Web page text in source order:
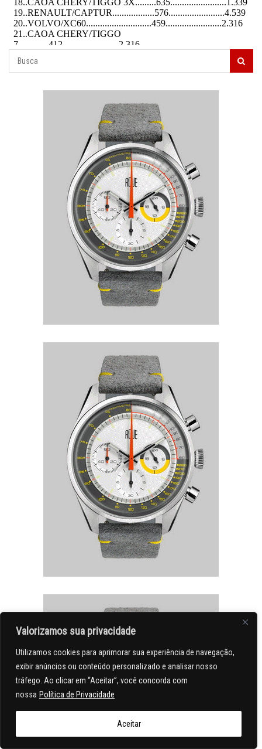
Valorizamos sua privacidade
Utilizamos cookies para aprimorar sua experiência de navegação,
exibir anúncios ou conteúdo personalizado e analisar nosso
tráfego. Ao clicar em “Aceitar”, você concorda com
nossa Política de Privacidade
Aceitar